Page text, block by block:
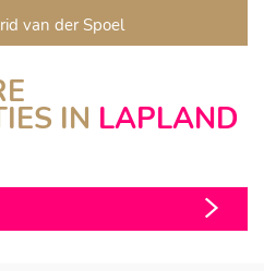
van der Spoel
IN LAPLAND